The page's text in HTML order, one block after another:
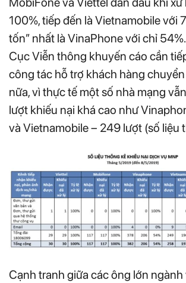
100%, tiếp đến là Vietnamobile với
tốn” nhất là VinaPhone với chỉ
Cục Viễn thông khuyến cáo cần
công tác hỗ trợ khách hàng
nữa, vì thực tế một số nhà mạng
lượt khiếu nại khá cao như
và Vietnamobile – 249 lượt (số liệu
Cạnh tranh giữa các ông lớn